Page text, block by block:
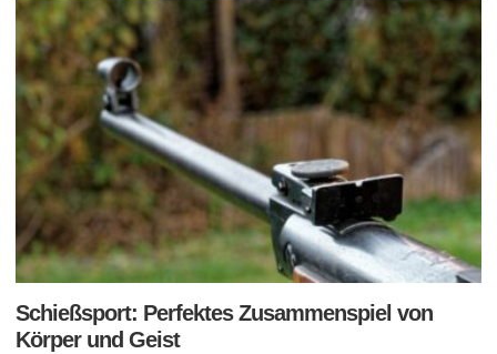
Schießsport: Perfektes Zusammenspiel von
Körper und Geist